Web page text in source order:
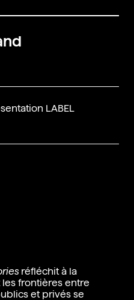
réfléchit à la
frontières entre
et privés se
LABEL